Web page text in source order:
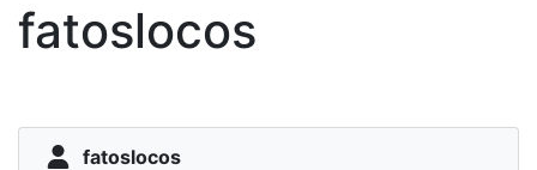
fatoslocos
fatoslocos